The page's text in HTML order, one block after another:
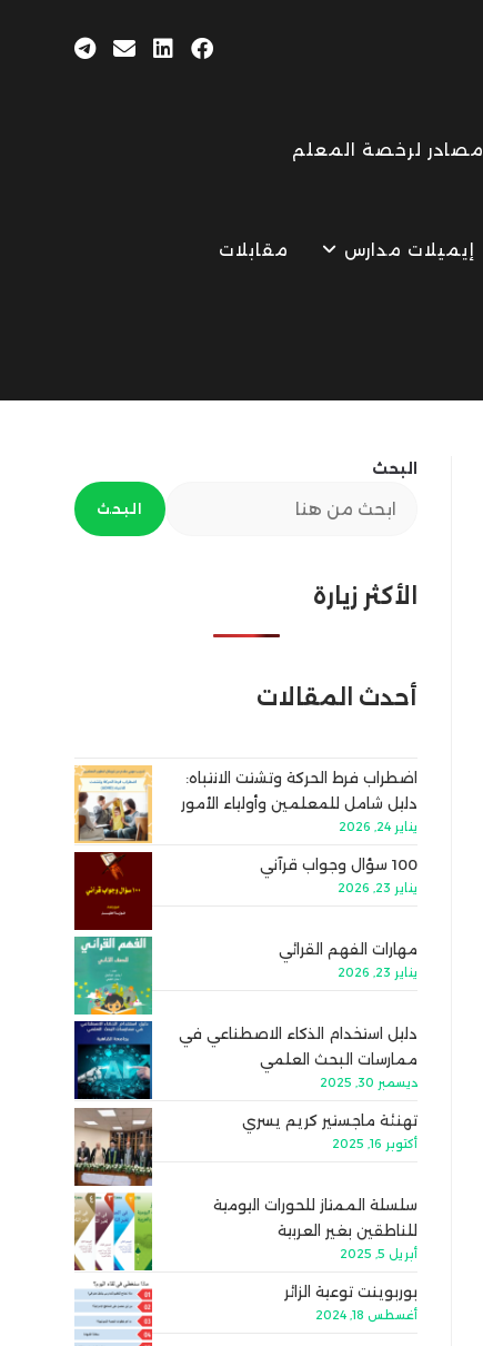
مصادر لرخصة المعلم
إيميلات مدارس مقابلات
البحث
البحث
الأكثر زيارة
أحدث المقالات
اضطراب فرط الحركة وتشتت الانتباه:
دليل شامل للمعلمين وأولياء الأمور
يناير 24, 2026
100 سؤال وجواب قرآني
يناير 23, 2026
مهارات الفهم القرائي
يناير 23, 2026
دليل استخدام الذكاء الاصطناعي في
ممارسات البحث العلمي
ديسمبر 30, 2025
تهنئة ماجستير كريم يسري
أكتوبر 16, 2025
سلسلة الممتاز للحورات اليومية
للناطقين بغير العربية
أبريل 5, 2025
بوربوينت توعية الزائر
أغسطس 18, 2024